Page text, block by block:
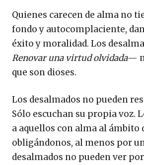
Quienes carecen de alma no
fondo y autocomplaciente,
éxito y moralidad. Los
Renovar una virtud olvidada—
que son dioses.
Los desalmados no pueden
Sólo escuchan su propia voz.
a aquellos con alma al ámbito
obligándonos, al menos por
desalmados no pueden ver